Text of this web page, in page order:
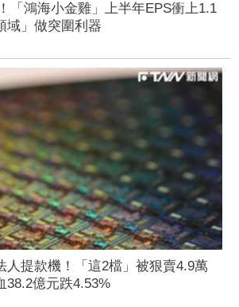
「鴻海小金雞」上半年EPS衝上1.1
」做突圍利器
人提款機！「這2檔」被狠賣4.9萬
億元跌4.53%